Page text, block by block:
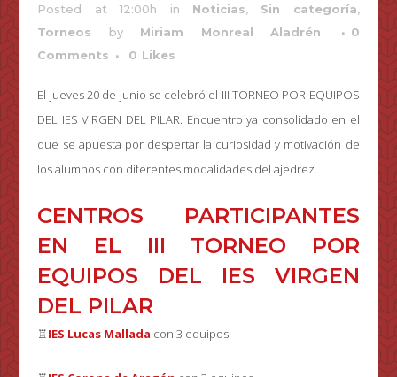
Posted at 12:00h in Noticias, Sin categoría,
Torneos
by Miriam Monreal Aladrén
0
Comments
0 Likes
El jueves 20 de junio se celebró el III TORNEO POR EQUIPOS
DEL IES VIRGEN DEL PILAR. Encuentro ya consolidado en el
que se apuesta por despertar la curiosidad y motivación de
los alumnos con diferentes modalidades del ajedrez.
CENTROS PARTICIPANTES
EN EL III TORNEO POR
EQUIPOS DEL IES VIRGEN
DEL PILAR
♖IES Lucas Mallada con 3 equipos